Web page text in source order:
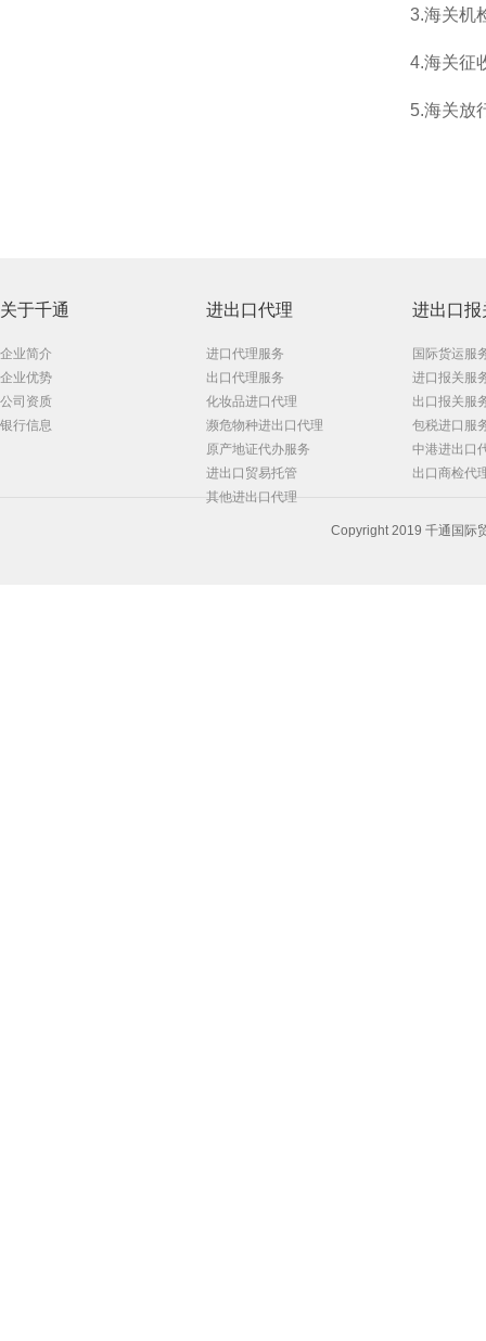
3.海关机
4.海关征
5.海关放
关于千通
企业简介
企业优势
公司资质
银行信息
进出口代理
进口代理服务
出口代理服务
化妆品进口代理
濒危物种进出口代理
原产地证代办服务
进出口贸易托管
其他进出口代理
进出口报
国际货运服
进口报关服
出口报关服
包税进口服
中港进出口
出口商检代
Copyright 2019 千通国